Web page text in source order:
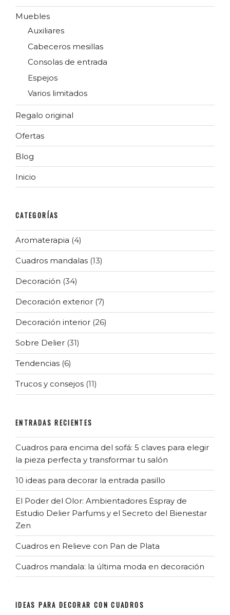
Muebles
Auxiliares
Cabeceros mesillas
Consolas de entrada
Espejos
Varios limitados
Regalo original
Ofertas
Blog
Inicio
CATEGORÍAS
Aromaterapia (4)
Cuadros mandalas (13)
Decoración (34)
Decoración exterior (7)
Decoración interior (26)
Sobre Delier (31)
Tendencias (6)
Trucos y consejos (11)
ENTRADAS RECIENTES
Cuadros para encima del sofá: 5 claves para elegir
la pieza perfecta y transformar tu salón
10 ideas para decorar la entrada pasillo
El Poder del Olor: Ambientadores Espray de
Estudio Delier Parfums y el Secreto del Bienestar
Zen
Cuadros en Relieve con Pan de Plata
Cuadros mandala: la última moda en decoración
IDEAS PARA DECORAR CON CUADROS